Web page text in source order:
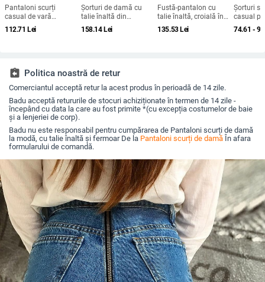
Pantaloni scurți
casual de vară
transfrontalieri 2024,
stil etnic Amazon, cu
112.71 Lei
Șorturi de damă cu
talie înaltă din
poliester (95%+),
lungime hot pants,
158.14Lei
Fustă-pantalon cu
talie înaltă, croială în
A-line și fanta;
țesătură imitatie de
135.53Lei
Șorturi
casual
cu
90–95%
74.61 -
assignment_return Politica noastră de retur
Comerciantul acceptă retur la acest produs în perioadă de 14 zile.
Badu acceptă retururile de stocuri achiziționate în termen de 14 zile -
începând cu data la care au fost primite *(cu excepția costumelor de baie
și a lenjeriei de corp).
Badu nu este responsabil pentru cumpărarea de Pantaloni scurți de damă
la modă, cu talie înaltă și fermoar De la Pantaloni scurți de damă În afara
formularului de comandă.